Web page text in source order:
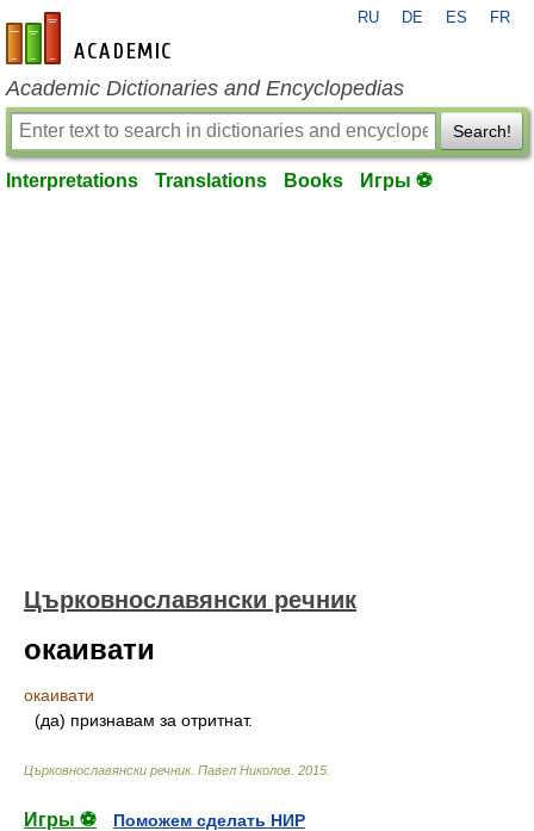
en-academic.com
RU DE ES FR
Academic Dictionaries and Encyclopedias
Search!
Interpretations Translations Books Игры ⚽
Църковнославянски речник
окаивати
окаивати
(да) признавам за отритнат.
Църковнославянски речник. Павел Николов 2015
Игры ⚽
Поможем сделать НИР